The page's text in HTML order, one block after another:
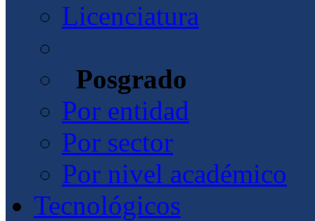
Licenciatura
Posgrado
Por entidad
Por sector
Por nivel académico
Tecnológicos